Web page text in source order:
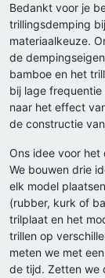
Bedankt voor je
trillingsdemping
materiaalkeuze.
de
bamboe en het
bij lage frequentie
naar het effect
de constructie
Ons idee voor
We bouwen drie
elk model
(rubber, kurk of
trilplaat en het
trillen op
meten we met
de tijd. Zetten we